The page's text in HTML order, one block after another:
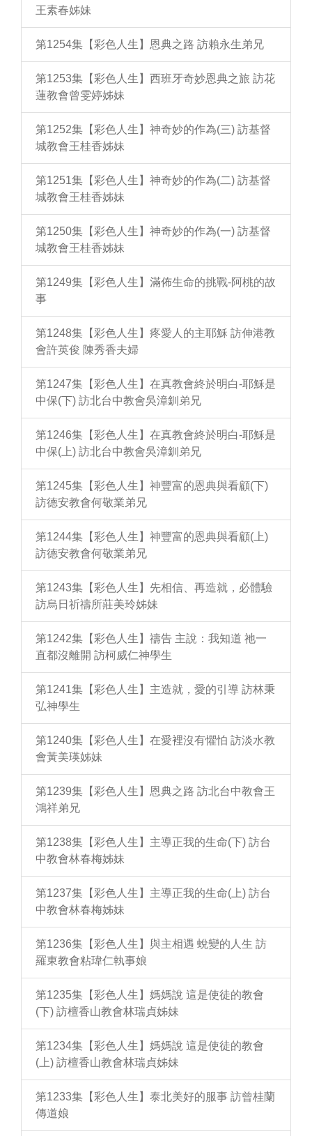
王素春姊妹
第1254集【彩色人生】恩典之路 訪賴永生弟兄
第1253集【彩色人生】西班牙奇妙恩典之旅 訪花
蓮教會曾雯婷姊妹
第1252集【彩色人生】神奇妙的作為(三) 訪基督
城教會王桂香姊妹
第1251集【彩色人生】神奇妙的作為(二) 訪基督
城教會王桂香姊妹
第1250集【彩色人生】神奇妙的作為(一) 訪基督
城教會王桂香姊妹
第1249集【彩色人生】滿佈生命的挑戰-阿桃的故
事
第1248集【彩色人生】疼愛人的主耶穌 訪伸港教
會許英俊 陳秀香夫婦
第1247集【彩色人生】在真教會終於明白-耶穌是
中保(下) 訪北台中教會吳漳釧弟兄
第1246集【彩色人生】在真教會終於明白-耶穌是
中保(上) 訪北台中教會吳漳釧弟兄
第1245集【彩色人生】神豐富的恩典與看顧(下)
訪德安教會何敬業弟兄
第1244集【彩色人生】神豐富的恩典與看顧(上)
訪德安教會何敬業弟兄
第1243集【彩色人生】先相信、再造就，必體驗
訪烏日祈禱所莊美玲姊妹
第1242集【彩色人生】禱告 主說：我知道 祂一
直都沒離開 訪柯威仁神學生
第1241集【彩色人生】主造就，愛的引導 訪林秉
弘神學生
第1240集【彩色人生】在愛裡沒有懼怕 訪淡水教
會黃美瑛姊妹
第1239集【彩色人生】恩典之路 訪北台中教會王
鴻祥弟兄
第1238集【彩色人生】主導正我的生命(下) 訪台
中教會林春梅姊妹
第1237集【彩色人生】主導正我的生命(上) 訪台
中教會林春梅姊妹
第1236集【彩色人生】與主相遇 蛻變的人生 訪
羅東教會粘瑋仁執事娘
第1235集【彩色人生】媽媽說 這是使徒的教會
(下) 訪檀香山教會林瑞貞姊妹
第1234集【彩色人生】媽媽說 這是使徒的教會
(上) 訪檀香山教會林瑞貞姊妹
第1233集【彩色人生】泰北美好的服事 訪曾桂蘭
傳道娘